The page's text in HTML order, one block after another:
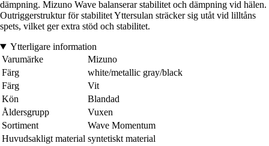
dämpning. Mizuno Wave balanserar stabilitet och dämpning vid hälen.
Outriggerstruktur för stabilitet Yttersulan sträcker sig utåt vid lilltåns
spets, vilket ger extra stöd och stabilitet.
Ytterligare information
Varumärke
Mizuno
Färg
white/metallic gray/black
Färg
Vit
Kön
Blandad
Åldersgrupp
Vuxen
Sortiment
Wave Momentum
Huvudsakligt material syntetiskt material